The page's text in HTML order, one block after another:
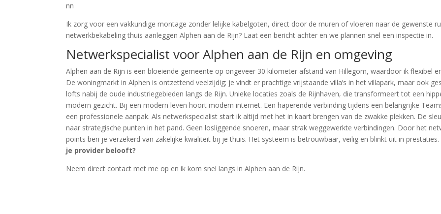
nn
Ik zorg voor een vakkundige montage zonder lelijke kabelgoten, direct door de muren of vloeren naar de gewenste
netwerkbekabeling thuis aanleggen Alphen aan de Rijn? Laat een bericht achter en we plannen snel een inspectie in.
Netwerkspecialist voor Alphen aan de Rijn en omgeving
Alphen aan de Rijn is een bloeiende gemeente op ongeveer 30 kilometer afstand van Hillegom, waardoor ik flexibel
De woningmarkt in Alphen is ontzettend veelzijdig; je vindt er prachtige vrijstaande villa’s in het villapark, maar ook
lofts nabij de oude industriegebieden langs de Rijn. Unieke locaties zoals de Rijnhaven, die transformeert tot een
modern gezicht. Bij een modern leven hoort modern internet. Een haperende verbinding tijdens een belangrijke
een professionele aanpak. Als netwerkspecialist start ik altijd met het in kaart brengen van de zwakke plekken. De
naar strategische punten in het pand. Geen losliggende snoeren, maar strak weggewerkte verbindingen. Door het
points ben je verzekerd van zakelijke kwaliteit bij je thuis. Het systeem is betrouwbaar, veilig en blinkt uit in prestaties.
je provider belooft?
Neem direct contact met me op en ik kom snel langs in Alphen aan de Rijn.